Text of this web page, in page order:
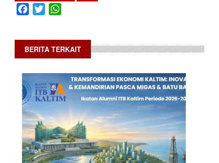
Facebook
Twitter
BERITA TERKAIT